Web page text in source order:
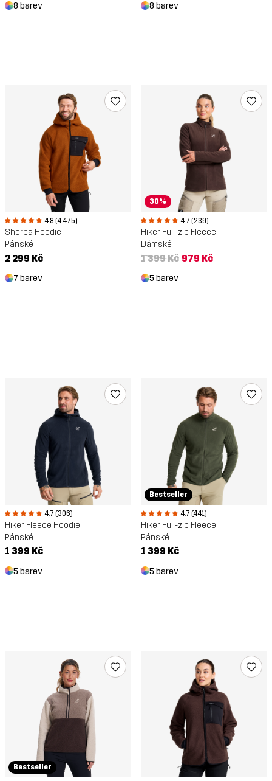
8 barev 8 barev
4.8 (4 475)
Sherpa Hoodie
Pánské
2 299 Kč
7 barev
30%
4.7 (239)
Hiker Full-zip Fleece
Dámské
1 399 Kč 979 Kč
5 barev
4.7 (306)
Hiker Fleece Hoodie
Pánské
1 399 Kč
5 barev
Bestseller
4.7 (441)
Hiker Full-zip Fleece
Pánské
1 399 Kč
5 barev
Bestseller